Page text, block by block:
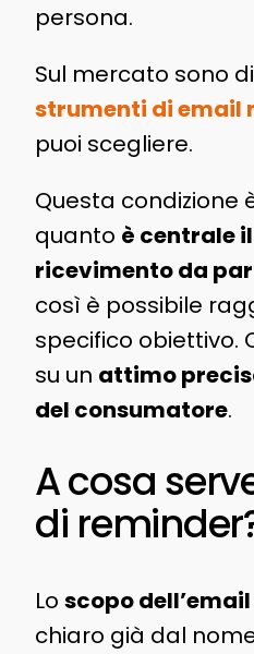
persona.
Sul mercato sono
strumenti di email
puoi scegliere.
Questa condizione
quanto è centrale
ricevimento da
così è possibile
specifico obiettivo.
su un attimo
del consumatore.
A cosa
di
Lo scopo
chiaro già dal